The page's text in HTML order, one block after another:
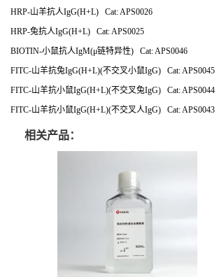
HRP-山羊抗人IgG(H+L) Cat: APS0026
HRP-兔抗人IgG(H+L) Cat: APS0025
BIOTIN-小鼠抗人IgM(μ链特异性) Cat: APS0046
FITC-山羊抗兔IgG(H+L)(不交叉小鼠IgG) Cat: APS0045
FITC-山羊抗小鼠IgG(H+L)(不交叉兔IgG) Cat: APS0044
FITC-山羊抗小鼠IgG(H+L)(不交叉人IgG) Cat: APS0043
相关产品：